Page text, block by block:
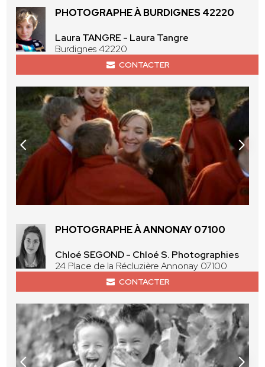
PHOTOGRAPHE À BURDIGNES 42220
Laura TANGRE - Laura Tangre
Burdignes 42220
CONTACTER
PHOTOGRAPHE À ANNONAY 07100
Chloé SEGOND - Chloé S. Photographies
24 Place de la Récluzière Annonay 07100
CONTACTER